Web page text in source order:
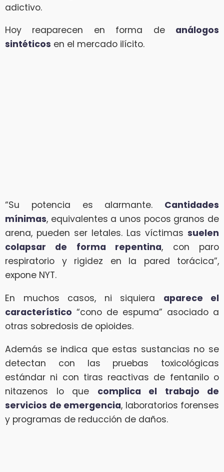
adictivo.
Hoy reaparecen en forma de análogos
sintéticos en el mercado ilícito.
“Su potencia es alarmante. Cantidades
mínimas, equivalentes a unos pocos granos de
arena, pueden ser letales. Las víctimas suelen
colapsar de forma repentina, con paro
respiratorio y rigidez en la pared torácica”,
expone NYT.
En muchos casos, ni siquiera aparece el
característico “cono de espuma” asociado a
otras sobredosis de opioides.
Además se indica que estas sustancias no se
detectan con las pruebas toxicológicas
estándar ni con tiras reactivas de fentanilo o
nitazenos lo que complica el trabajo de
servicios de emergencia, laboratorios forenses
y programas de reducción de daños.